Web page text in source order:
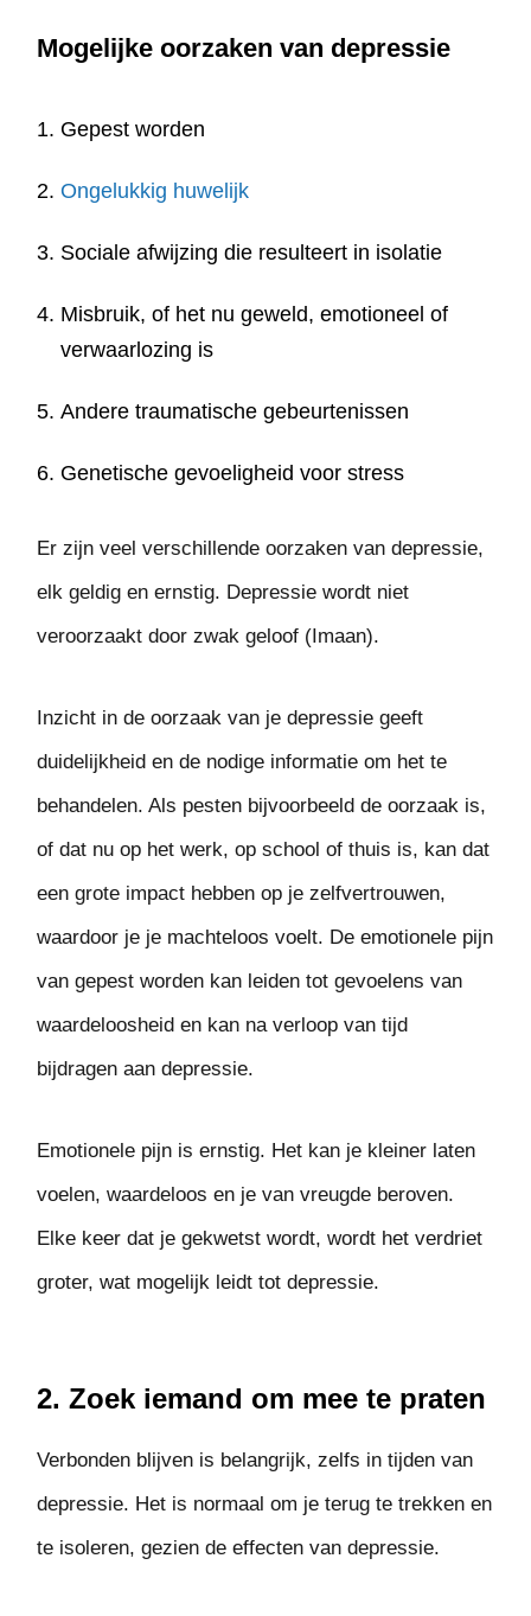
Mogelijke oorzaken van depressie
Gepest worden
Ongelukkig huwelijk
Sociale afwijzing die resulteert in isolatie
Misbruik, of het nu geweld, emotioneel of
verwaarlozing is
Andere traumatische gebeurtenissen
Genetische gevoeligheid voor stress
Er zijn veel verschillende oorzaken van depressie,
elk geldig en ernstig. Depressie wordt niet
veroorzaakt door zwak geloof (Imaan).
Inzicht in de oorzaak van je depressie geeft
duidelijkheid en de nodige informatie om het te
behandelen. Als pesten bijvoorbeeld de oorzaak is,
of dat nu op het werk, op school of thuis is, kan dat
een grote impact hebben op je zelfvertrouwen,
waardoor je je machteloos voelt. De emotionele pijn
van gepest worden kan leiden tot gevoelens van
waardeloosheid en kan na verloop van tijd
bijdragen aan depressie.
Emotionele pijn is ernstig. Het kan je kleiner laten
voelen, waardeloos en je van vreugde beroven.
Elke keer dat je gekwetst wordt, wordt het verdriet
groter, wat mogelijk leidt tot depressie.
2. Zoek iemand om mee te praten
Verbonden blijven is belangrijk, zelfs in tijden van
depressie. Het is normaal om je terug te trekken en
te isoleren, gezien de effecten van depressie.